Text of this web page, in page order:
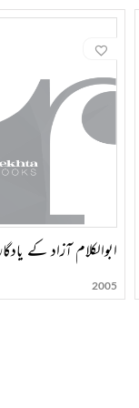
احمد انصاری، حکیم اجمل
کی شریک حیات زلیخا بیگم
تکنیکی، تحقیقی اور ثقافتی
کیے، علمی و تحقیقی مقالات
مولانا حبیب الرحمن خاں
نوازا گیا تھا۔
ابوالکلام آزاد کے
2005